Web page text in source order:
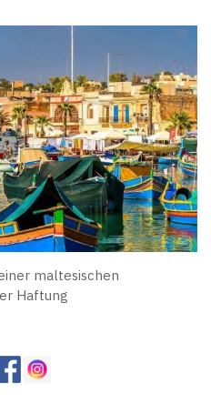
maltesischen
Haftung